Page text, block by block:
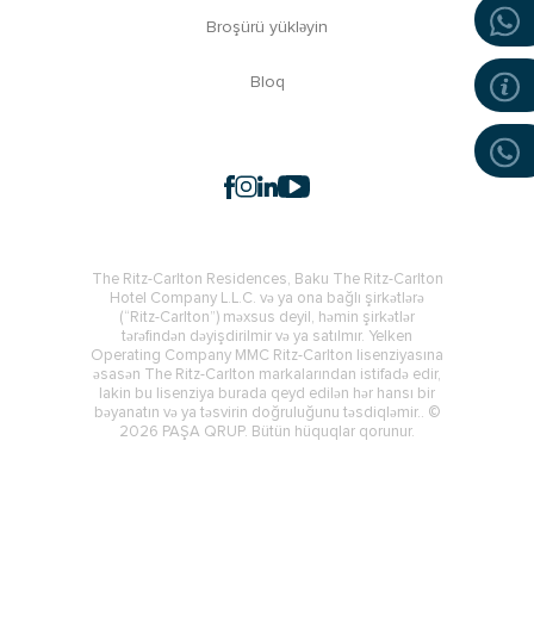
Broşürü yükləyin
Bloq
The Ritz-Carlton Residences, Baku The Ritz-Carlton
Hotel Company L.L.C. və ya ona bağlı şirkətlərə
(“Ritz-Carlton”) məxsus deyil, həmin şirkətlər
tərəfindən dəyişdirilmir və ya satılmır. Yelken
Operating Company MMC Ritz-Carlton lisenziyasına
əsasən The Ritz-Carlton markalarından istifadə edir,
lakin bu lisenziya burada qeyd edilən hər hansı bir
bəyanatın və ya təsvirin doğruluğunu təsdiqləmir.. ©
2026 PAŞA QRUP. Bütün hüquqlar qorunur.